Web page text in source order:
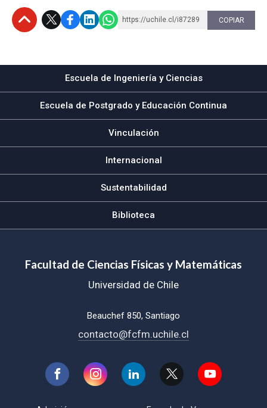
https://uchile.cl/i87289 COPIAR
Escuela de Ingeniería y Ciencias
Escuela de Postgrado y Educación Continua
Vinculación
Internacional
Sustentabilidad
Biblioteca
Facultad de Ciencias Físicas y Matemáticas
Universidad de Chile
Beauchef 850, Santiago
contacto@fcfm.uchile.cl